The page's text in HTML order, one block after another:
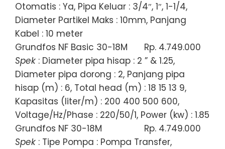
Otomatis : Ya, Pipa Keluar : 3/4″, 1″, 1-1/4,
Diameter Partikel Maks : 10mm, Panjang
Kabel : 10 meter
Grundfos NF Basic 30-18M
Rp. 4.749.000
Spek : Diameter pipa hisap : 2 ” & 1.25,
Diameter pipa dorong : 2, Panjang pipa
hisap (m) : 6, Total head (m) : 18 15 13 9,
Kapasitas (liter/m) : 200 400 500 600,
Voltage/Hz/Phase : 220/50/1, Power (kw) : 1.85
Grundfos NF 30-18M
Rp. 4.749.000
Spek : Tipe Pompa : Pompa Transfer,